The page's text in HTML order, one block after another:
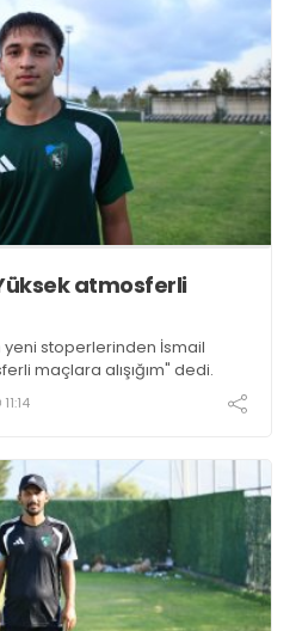
atmosferli
stoperlerinden İsmail
maçlara alışığım" dedi.
11:14